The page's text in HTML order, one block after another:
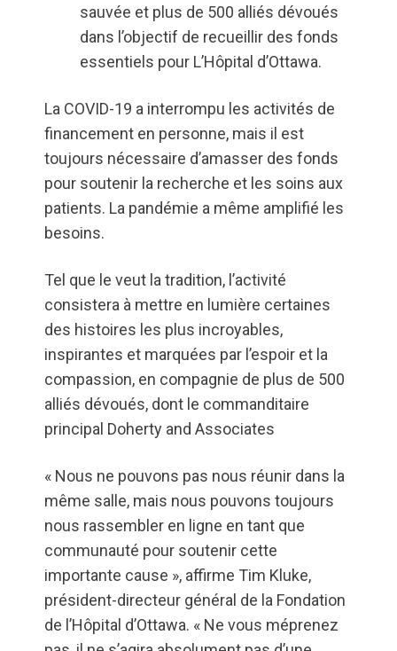
sauvée et plus de 500 alliés dévoués
dans l’objectif de recueillir des fonds
essentiels pour L’Hôpital d’Ottawa.
La COVID-19 a interrompu les activités de
financement en personne, mais il est
toujours nécessaire d’amasser des fonds
pour soutenir la recherche et les soins aux
patients. La pandémie a même amplifié les
besoins.
Tel que le veut la tradition, l’activité
consistera à mettre en lumière certaines
des histoires les plus incroyables,
inspirantes et marquées par l’espoir et la
compassion, en compagnie de plus de 500
alliés dévoués, dont le commanditaire
principal Doherty and Associates
« Nous ne pouvons pas nous réunir dans la
même salle, mais nous pouvons toujours
nous rassembler en ligne en tant que
communauté pour soutenir cette
importante cause », affirme Tim Kluke,
président-directeur général de la Fondation
de l’Hôpital d’Ottawa. « Ne vous méprenez